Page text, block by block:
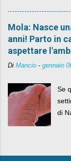
Mola: Nasce
anni! Parto in
aspettare
Di Mancio - gennaio
Se
di
e